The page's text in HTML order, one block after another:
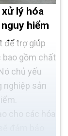
lý hóa
hiểm
để trợ giúp
bao gồm chất
chủ yếu
nghiệp sản
đảm bảo